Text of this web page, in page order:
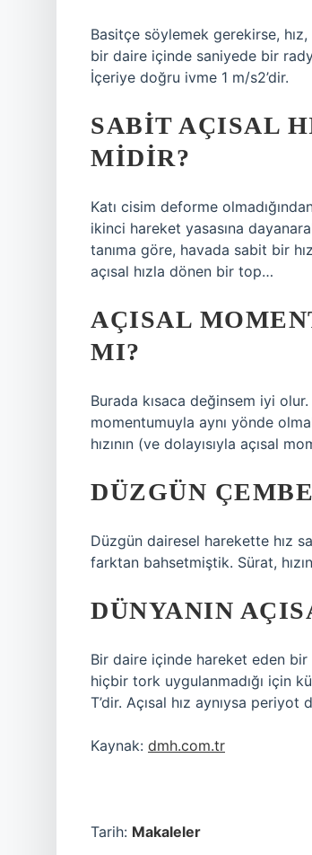
Basitçe söylemek gerekirse,
bir daire içinde saniyede bir
İçeriye doğru ivme 1 m/s2’dir.
SABIT AÇISAL
MIDIR?
Katı cisim deforme
ikinci hareket yasasına
tanıma göre, havada sabit bir
açısal hızla dönen bir top…
AÇISAL
MI?
Burada kısaca değinsem iyi
momentumuyla aynı yönde
hızının (ve dolayısıyla açısal
DÜZGÜN
Düzgün dairesel harekette hız
farktan bahsetmiştik. Sürat,
DÜNYANIN
Bir daire içinde hareket eden bir
hiçbir tork uygulanmadığı için
T’dir. Açısal hız aynıysa periyot
Kaynak: dmh.com.tr
Tarih: Makaleler